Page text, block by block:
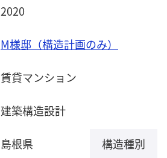
2020
M様邸（構造計画のみ）
賃貸マンション
建築構造設計
島根県 構造種別